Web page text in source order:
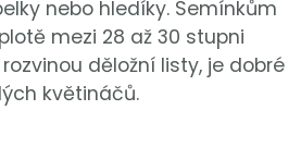
nebo hledíky. Semínkům
mezi 28 až 30 stupni
děložní listy, je dobré
květináčů.